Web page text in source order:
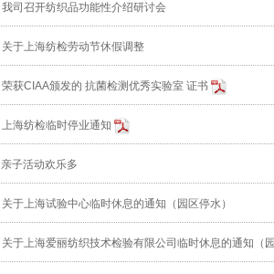
我司召开纺织品功能性介绍研讨会
关于上海纺检劳动节休假调整
荣获CIAA颁发的 抗菌检测优秀实验室 证书
上海纺检临时停业通知
亲子活动欢乐多
关于上海试验中心临时休息的通知（园区停水）
关于上海爱丽纺织技术检验有限公司临时休息的通知（园